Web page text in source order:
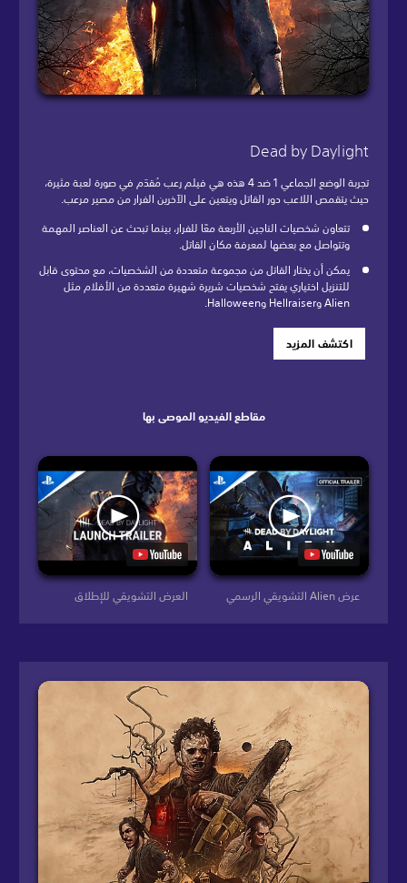
Dead by Daylight
تجربة الوضع الجماعي 1 ضد 4 هذه هي فيلم رعب مُقدَم في صورة لعبة مثيرة،
حيث يتقمص اللاعب دور القاتل ويتعين على الآخرين الفرار من مصير مرعب.
تتعاون شخصيات الناجين الأربعة معًا للفرار، بينما تبحث عن العناصر المهمة
وتتواصل مع بعضها لمعرفة مكان القاتل.
يمكن أن يختار القاتل من مجموعة متعددة من الشخصيات، مع محتوى قابل
للتنزيل اختياري يفتح شخصيات شريرة شهيرة متعددة من الأفلام مثل
Alien وHellraiser وHalloween.
اكتشف المزيد
مقاطع الفيديو الموصى بها
العرض التشويقي للإطلاق عرض Alien التشويقي الرسمي